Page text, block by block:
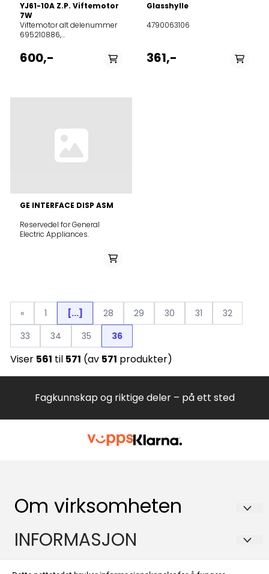
YJ61-10A Z.P. Viftemotor
7W
Viftemotor alt delenummer
695210886,
60520 X BEKO EU2 DISAH
G84600NE
600,-
Glasshylle
4790063106
361,-
GE INTERFACE DISP ASM
Reservedel for General
Electric Appliances.
« 1 [...] 28 29 30 31
32
33
34 35 36
Viser 561 til 571 (av 571 produkter)
Fagkunnskap og riktige deler – på ett sted
Om virksomheten
Hvitevareteknikk AS
INFORMASJON